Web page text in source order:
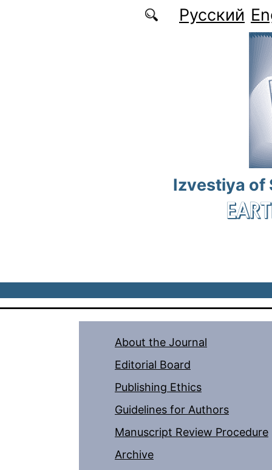
Русский
Izvestiya of
About the Journal
Editorial Board
Publishing Ethics
Guidelines for Authors
Manuscript Review Procedure
Archive